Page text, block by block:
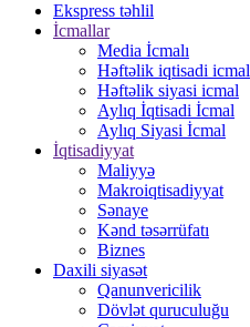
Ekspress təhlil
İcmallar
Media İcmalı
Həftəlik iqtisadi icmal
Həftəlik siyasi icmal
Aylıq İqtisadi İcmal
Aylıq Siyasi İcmal
İqtisadiyyat
Maliyyə
Makroiqtisadiyyat
Sənaye
Kənd təsərrüfatı
Biznes
Daxili siyasət
Qanunvericilik
Dövlət quruculuğu